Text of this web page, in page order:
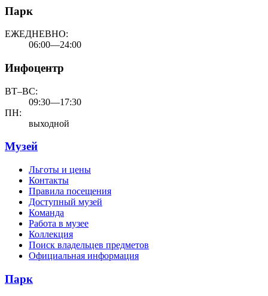
Парк
ЕЖЕДНЕВНО:
06:00—24:00
Инфоцентр
ВТ–ВС:
09:30—17:30
ПН:
выходной
Музей
Льготы и цены
Контакты
Правила посещения
Доступный музей
Команда
Работа в музее
Коллекция
Поиск владельцев предметов
Официальная информация
Парк